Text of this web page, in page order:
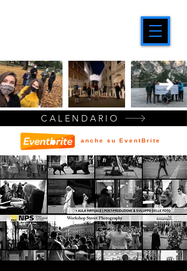
CALENDARIO
anche su EventBrite